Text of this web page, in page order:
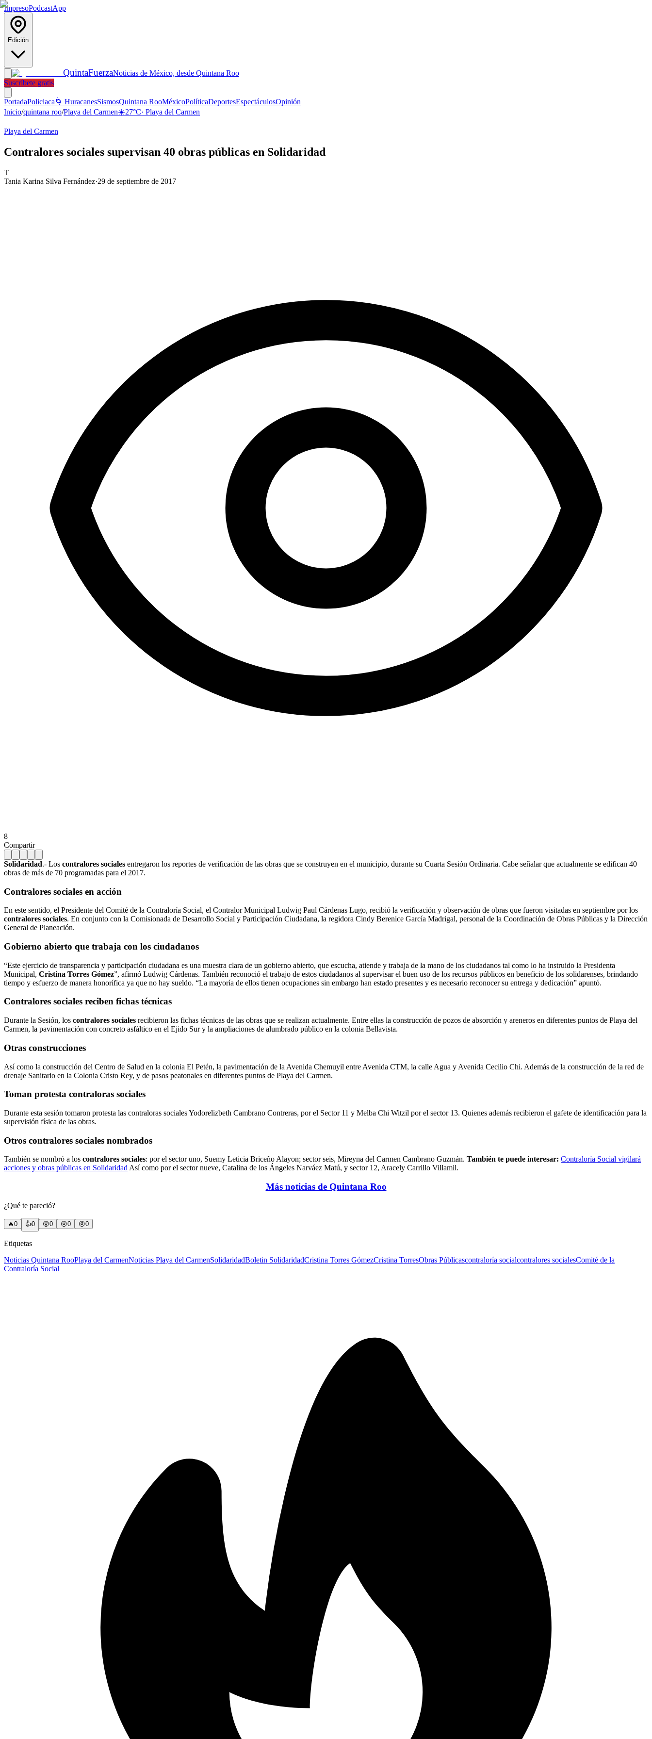
ImpresoPodcastApp
Edición
QuintaFuerzaNoticias de México, desde Quintana Roo
Suscríbete gratis
PortadaPoliciaca 🌀 HuracanesSismosQuintana RooMéxicoPolíticaDeportesEspectáculosOpinión
Inicio/quintana roo/Playa del Carmen☀️27°C· Playa del Carmen
Playa del Carmen
Contralores sociales supervisan 40 obras públicas en Solidaridad
T
Tania Karina Silva Fernández·29 de septiembre de 2017
8
Compartir
Solidaridad.- Los contralores sociales entregaron los reportes de verificación de las obras que se construyen en el municipio, durante su Cuarta Sesión Ordinaria. Cabe señalar que actualmente se edifican 40
obras de más de 70 programadas para el 2017.
Contralores sociales en acción
En este sentido, el Presidente del Comité de la Contraloría Social, el Contralor Municipal Ludwig Paul Cárdenas Lugo, recibió la verificación y observación de obras que fueron visitadas en septiembre por los
contralores sociales. En conjunto con la Comisionada de Desarrollo Social y Participación Ciudadana, la regidora Cindy Berenice García Madrigal, personal de la Coordinación de Obras Públicas y la Dirección
General de Planeación.
Gobierno abierto que trabaja con los ciudadanos
“Este ejercicio de transparencia y participación ciudadana es una muestra clara de un gobierno abierto, que escucha, atiende y trabaja de la mano de los ciudadanos tal como lo ha instruido la Presidenta
Municipal, Cristina Torres Gómez”, afirmó Ludwig Cárdenas. También reconoció el trabajo de estos ciudadanos al supervisar el buen uso de los recursos públicos en beneficio de los solidarenses, brindando
tiempo y esfuerzo de manera honorífica ya que no hay sueldo. “La mayoría de ellos tienen ocupaciones sin embargo han estado presentes y es necesario reconocer su entrega y dedicación” apuntó.
Contralores sociales reciben fichas técnicas
Durante la Sesión, los contralores sociales recibieron las fichas técnicas de las obras que se realizan actualmente. Entre ellas la construcción de pozos de absorción y areneros en diferentes puntos de Playa del
Carmen, la pavimentación con concreto asfáltico en el Ejido Sur y la ampliaciones de alumbrado público en la colonia Bellavista.
Otras construcciones
Así como la construcción del Centro de Salud en la colonia El Petén, la pavimentación de la Avenida Chemuyil entre Avenida CTM, la calle Agua y Avenida Cecilio Chi. Además de la construcción de la red de
drenaje Sanitario en la Colonia Cristo Rey, y de pasos peatonales en diferentes puntos de Playa del Carmen.
Toman protesta contraloras sociales
Durante esta sesión tomaron protesta las contraloras sociales Yodorelizbeth Cambrano Contreras, por el Sector 11 y Melba Chi Witzil por el sector 13. Quienes además recibieron el gafete de identificación para la
supervisión física de las obras.
Otros contralores sociales nombrados
También se nombró a los contralores sociales: por el sector uno, Suemy Leticia Briceño Alayon; sector seis, Mireyna del Carmen Cambrano Guzmán. También te puede interesar: Contraloría Social vigilará
acciones y obras públicas en SolidaridadAsí como por el sector nueve, Catalina de los Ángeles Narváez Matú, y sector 12, Aracely Carrillo Villamil.
Más noticias de Quintana Roo
¿Qué te pareció?
🔥0 👍0 😲0 😢0 😠0
Etiquetas
Noticias Quintana RooPlaya del CarmenNoticias Playa del CarmenSolidaridadBoletin SolidaridadCristina Torres GómezCristina TorresObras Públicascontraloría socialcontralores socialesComité de la
Contraloría Social